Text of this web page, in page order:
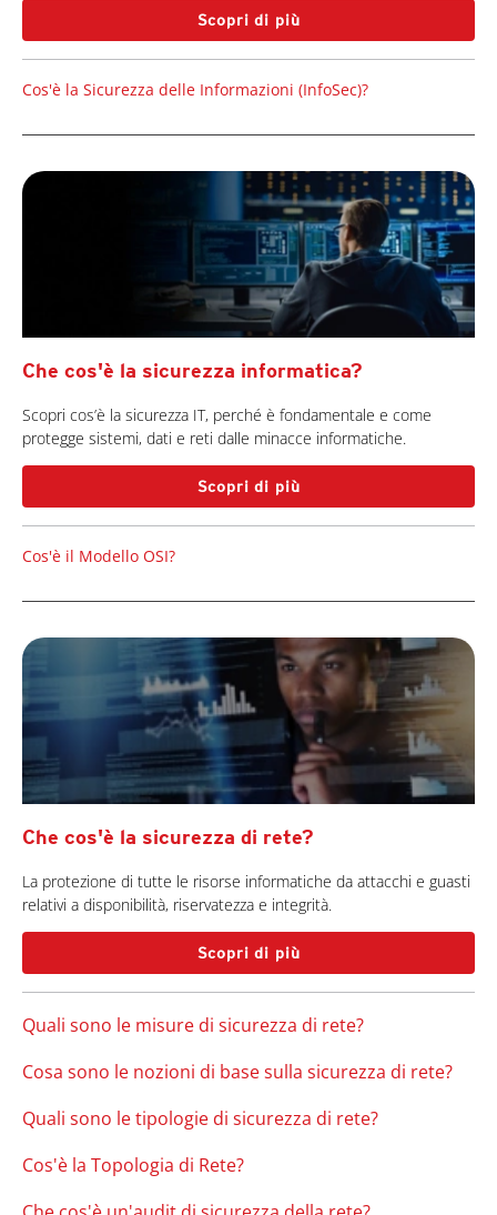
Scopri di più
Cos'è la Sicurezza delle Informazioni (InfoSec)?
Che cos'è la sicurezza informatica?
Scopri cos’è la sicurezza IT, perché è fondamentale e come
protegge sistemi, dati e reti dalle minacce informatiche.
Scopri di più
Cos'è il Modello OSI?
Che cos'è la sicurezza di rete?
La protezione di tutte le risorse informatiche da attacchi e guasti
relativi a disponibilità, riservatezza e integrità.
Scopri di più
Quali sono le misure di sicurezza di rete?
Cosa sono le nozioni di base sulla sicurezza di rete?
Quali sono le tipologie di sicurezza di rete?
Cos'è la Topologia di Rete?